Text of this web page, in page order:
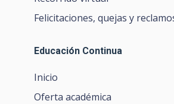
Felicitaciones, quejas y
Educación Continua
Inicio
Oferta académica